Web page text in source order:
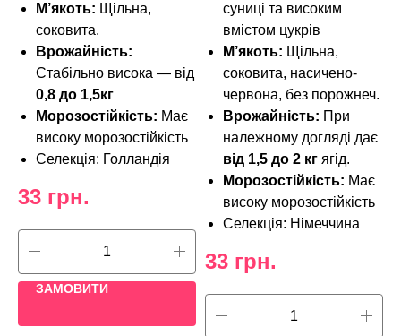
М’якоть: Щільна,
соковита.
Врожайність:
Стабільно висока — від
0,8 до 1,5кг
Морозостійкість: Має
високу морозостійкість
Селекція: Голландія
33 грн.
ЗАМОВИТИ
суниці та високим
вмістом цукрів
М’якоть: Щільна,
соковита, насичено-
червона, без порожнеч.
Врожайність: При
належному догляді дає
від 1,5 до 2 кг ягід.
Морозостійкість: Має
високу морозостійкість
Селекція: Німеччина
33 грн.